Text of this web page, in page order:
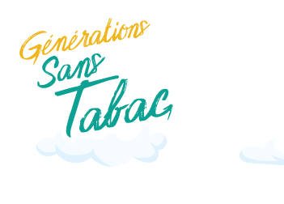
contenu
principal